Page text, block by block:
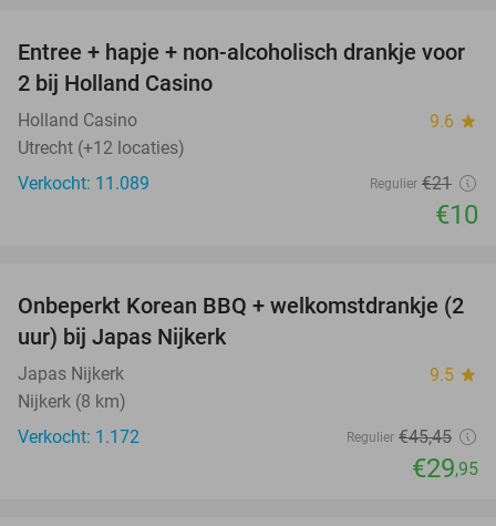
52%
Entree + hapje + non-alcoholisch drankje voor
2 bij Holland Casino
Holland Casino 9.6 star
Utrecht (+12 locaties)
Verkocht: 11.089
Regulier €21
€10
34%
Onbeperkt Korean BBQ + welkomstdrankje (2
uur) bij Japas Nijkerk
Japas Nijkerk 9.5 star
Nijkerk (8 km)
Verkocht: 1.172
Regulier €45,45
€29,95